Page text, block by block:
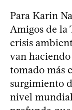
Para Karin
Amigos de
crisis
van haciendo
tomado más
surgimiento
nivel